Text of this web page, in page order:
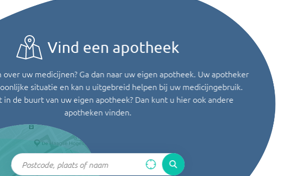
Vind een apotheek
uw medicijnen? Ga dan naar uw eigen apotheek. Uw apotheker
situatie en kan u uitgebreid helpen bij uw medicijngebruik.
in de buurt van uw eigen apotheek? Dan kunt u hier ook andere
apotheken vinden.